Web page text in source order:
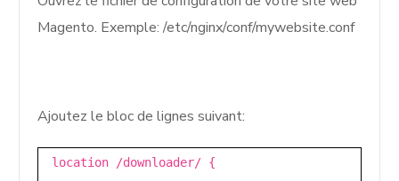
Magento. Exemple: /etc/nginx/conf/mywebsite.conf
Ajoutez le bloc de lignes suivant:
location /downloader/ {